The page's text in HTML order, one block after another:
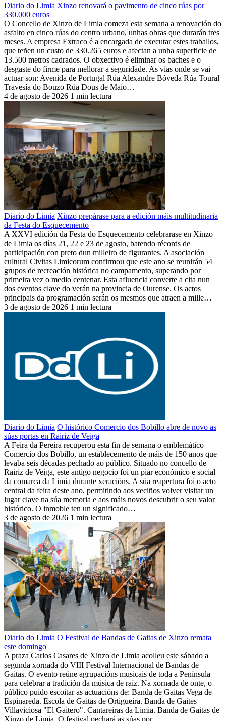
Diario do Limia Xinzo renovará o pavimento de cinco rúas por
330.000 euros
O Concello de Xinzo de Limia comeza esta semana a renovación do
asfalto en cinco rúas do centro urbano, unhas obras que durarán tres
meses. A empresa Extraco é a encargada de executar estes traballos,
que teñen un custo de 330.265 euros e afectan a unha superficie de
13.500 metros cadrados. O obxectivo é eliminar os baches e o
desgaste do firme para mellorar a seguridade. As vías onde se vai
actuar son: Avenida de Portugal Rúa Alexandre Bóveda Rúa Toural
Travesía do Bouzo Rúa Dous de Maio…
4 de agosto de 2026 1 min lectura
Diario do Limia Xinzo prepárase para a edición máis multitudinaria
da Festa do Esquecemento
A XXVI edición da Festa do Esquecemento celebrarase en Xinzo
de Limia os días 21, 22 e 23 de agosto, batendo récords de
participación con preto dun milleiro de figurantes. A asociación
cultural Civitas Limicorum confirmou que este ano se reunirán 54
grupos de recreación histórica no campamento, superando por
primeira vez o medio centenar. Esta afluencia converte a cita nun
dos eventos clave do verán na provincia de Ourense. Os actos
principais da programación serán os mesmos que atraen a mille…
3 de agosto de 2026 1 min lectura
Diario do Limia O histórico Comercio dos Bobillo abre de novo as
súas portas en Rairiz de Veiga
A Feira da Pereira recuperou esta fin de semana o emblemático
Comercio dos Bobillo, un establecemento de máis de 150 anos que
levaba seis décadas pechado ao público. Situado no concello de
Rairiz de Veiga, este antigo negocio foi un piar económico e social
da comarca da Limia durante xeracións. A súa reapertura foi o acto
central da feira deste ano, permitindo aos veciños volver visitar un
lugar clave na súa memoria e aos máis novos descubrir o seu valor
histórico. O inmoble ten un significado…
3 de agosto de 2026 1 min lectura
Diario do Limia O Festival de Bandas de Gaitas de Xinzo remata
este domingo
A praza Carlos Casares de Xinzo de Limia acolleu este sábado a
segunda xornada do VIII Festival Internacional de Bandas de
Gaitas. O evento reúne agrupacións musicais de toda a Península
para celebrar a tradición da música de raíz. Na xornada de onte, o
público puido escoitar as actuacións de: Banda de Gaitas Vega de
Espinareda. Escola de Gaitas de Ortigueira. Banda de Gaites
Villaviciosa "El Gaitero". Cantareiras da Limia. Banda de Gaitas de
Xinzo de Limia. O festival pechará as súas por…